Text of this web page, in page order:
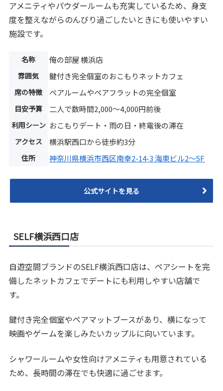
アメニティやパウダールームも充実しているため、身支
度を整えながらのんびり過ごしたいときにも使いやすい
施設です。
名称 俺の部屋 横浜店
雰囲気 鍵付き完全個室のおこもりネットカフェ
席の特徴 ペアルームやペアフラットの完全個室
目安予算 二人で数時間2,000〜4,000円前後
利用シーン おこもりデート・雨の日・終電後の滞在
アクセス 横浜駅西口から徒歩約3分
住所 神奈川県横浜市西区南幸2-14-3 海東ビル2〜5F
公式サイトを見る
SELF横浜西口店
自遊空間ブランドのSELF横浜西口店は、ペアシートを完
備したネットカフェでデートにも利用しやすい店舗で
す。
鍵付き完全個室やペアマットブースがあり、横になって
映画やゲームを楽しみたいカップルに向いています。
シャワールームや女性向けアメニティも用意されている
ため、長時間の滞在でも快適に過ごせます。